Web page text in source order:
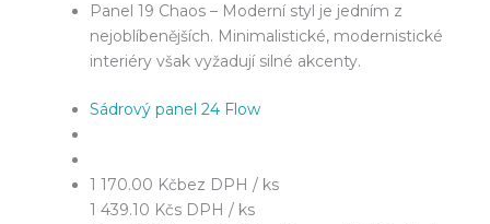
Panel 19 Chaos – Moderní styl je jedním z
nejoblíbenějších. Minimalistické, modernistické
interiéry však vyžadují silné akcenty.
Sádrový panel 24 Flow
1 170.00 Kčbez DPH / ks
1 439.10 Kčs DPH / ks